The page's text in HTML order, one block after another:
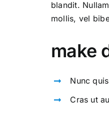
blandit.
mollis, vel
make
Nunc
Cras ut